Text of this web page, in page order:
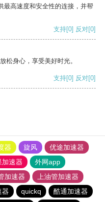
最高速度和安全性的连接，并帮
支持[0] 反对[0]
松身心，享受美好时光。
支持[0] 反对[0]
器 旋风
优途加速器
加速器
外网app
加速器
上油管加速器
器 quickq 酷通加速器